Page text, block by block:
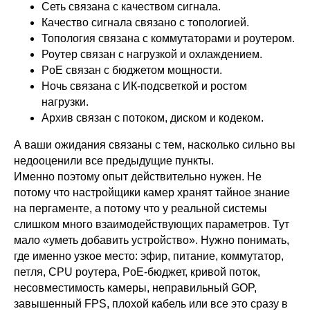
Сеть связана с качеством сигнала.
Качество сигнала связано с топологией.
Топология связана с коммутаторами и роутером.
Роутер связан с нагрузкой и охлаждением.
PoE связан с бюджетом мощности.
Ночь связана с ИК-подсветкой и ростом
нагрузки.
Архив связан с потоком, диском и кодеком.
А ваши ожидания связаны с тем, насколько сильно вы
недооценили все предыдущие пункты.
Именно поэтому опыт действительно нужен. Не
потому что настройщики камер хранят тайное знание
на пергаменте, а потому что у реальной системы
слишком много взаимодействующих параметров. Тут
мало «уметь добавить устройство». Нужно понимать,
где именно узкое место: эфир, питание, коммутатор,
петля, CPU роутера, PoE-бюджет, кривой поток,
несовместимость камеры, неправильный GOP,
завышенный FPS, плохой кабель или все это сразу в